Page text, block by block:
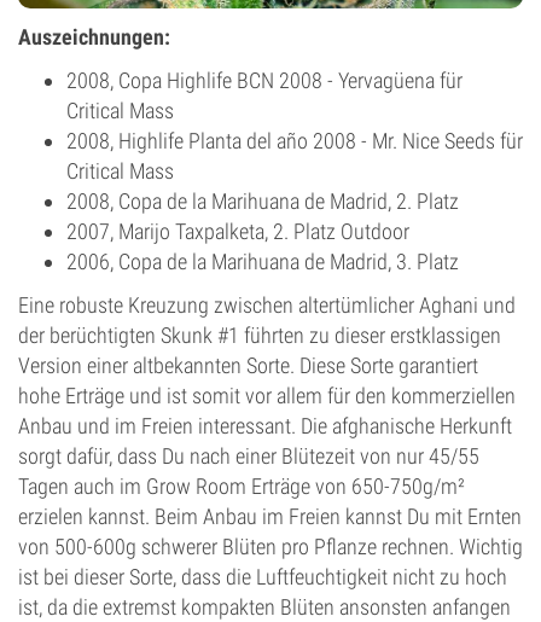
Auszeichnungen:
2008, Copa Highlife BCN 2008 - Yervagüena für
Critical Mass
2008, Highlife Planta del año 2008 - Mr. Nice Seeds für
Critical Mass
2008, Copa de la Marihuana de Madrid, 2. Platz
2007, Marijo Taxpalketa, 2. Platz Outdoor
2006, Copa de la Marihuana de Madrid, 3. Platz
Eine robuste Kreuzung zwischen altertümlicher Aghani und
der berüchtigten Skunk #1 führten zu dieser erstklassigen
Version einer altbekannten Sorte. Diese Sorte garantiert
hohe Erträge und ist somit vor allem für den kommerziellen
Anbau und im Freien interessant. Die afghanische Herkunft
sorgt dafür, dass Du nach einer Blütezeit von nur 45/55
Tagen auch im Grow Room Erträge von 650-750g/m²
erzielen kannst. Beim Anbau im Freien kannst Du mit Ernten
von 500-600g schwerer Blüten pro Pflanze rechnen. Wichtig
ist bei dieser Sorte, dass die Luftfeuchtigkeit nicht zu hoch
ist, da die extremst kompakten Blüten ansonsten anfangen